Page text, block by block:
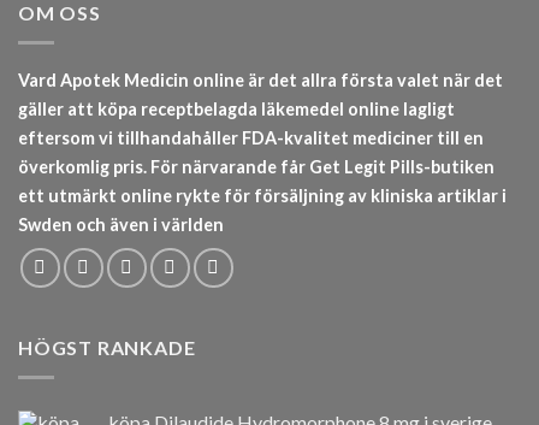
OM OSS
Vard Apotek Medicin online är det allra första valet när det
gäller att köpa receptbelagda läkemedel online lagligt
eftersom vi tillhandahåller FDA-kvalitet mediciner till en
överkomlig pris. För närvarande får Get Legit Pills-butiken
ett utmärkt online rykte för försäljning av kliniska artiklar i
Swden och även i världen
HÖGST RANKADE